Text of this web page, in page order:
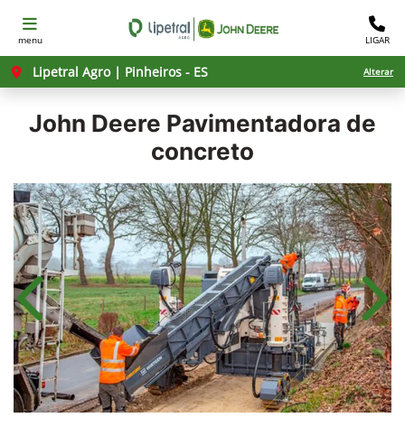
menu LIGAR
Lipetral Agro | Pinheiros - ES Alterar
John Deere Pavimentadora de
concreto
Anterior